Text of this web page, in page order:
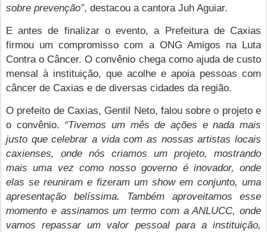
sobre prevenção”, destacou a cantora Juh Aguiar.
E antes de finalizar o evento, a Prefeitura de Caxias
firmou um compromisso com a ONG Amigos na Luta
Contra o Câncer. O convênio chega como ajuda de custo
mensal à instituição, que acolhe e apoia pessoas com
câncer de Caxias e de diversas cidades da região.
O prefeito de Caxias, Gentil Neto, falou sobre o projeto e
o convênio. “Tivemos um mês de ações e nada mais
justo que celebrar a vida com as nossas artistas locais
caxienses, onde nós criamos um projeto, mostrando
mais uma vez como nosso governo é inovador, onde
elas se reuniram e fizeram um show em conjunto, uma
apresentação belíssima. Também aproveitamos esse
momento e assinamos um termo com a ANLUCC, onde
vamos repassar um valor pessoal para a instituição,